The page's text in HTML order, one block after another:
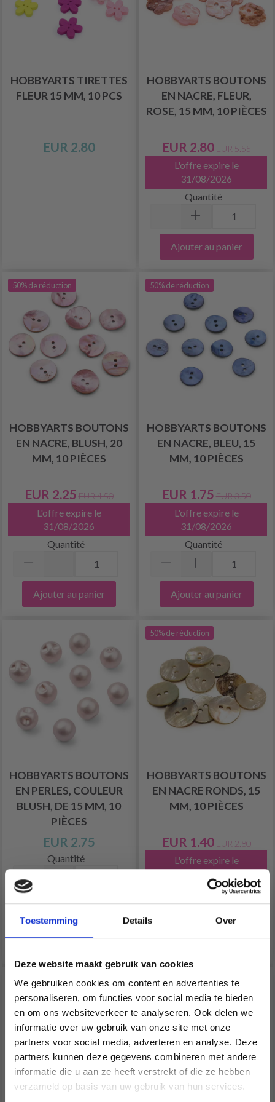
Toestemming Details Over
Deze website maakt gebruik van cookies
We gebruiken cookies om content en advertenties te
personaliseren, om functies voor social media te bieden
en om ons websiteverkeer te analyseren. Ook delen we
informatie over uw gebruik van onze site met onze
partners voor social media, adverteren en analyse. Deze
partners kunnen deze gegevens combineren met andere
informatie die u aan ze heeft verstrekt of die ze hebben
verzameld op basis van uw gebruik van hun services.
HOBBYARTS TIRETTES
FLEUR 15 MM, 10 PCS
EUR 2.80
HOBBYARTS BOUTONS
EN NACRE, FLEUR,
ROSE, 15 MM, 10 PIÈCES
EUR 2.80 EUR 5.55
L'offre expire le
31/08/2026
Quantité
Ajouter au panier
50% de réduction
HOBBYARTS BOUTONS
EN NACRE, BLUSH, 20
MM, 10 PIÈCES
EUR 2.25 EUR 4.50
L'offre expire le
31/08/2026
Quantité
Ajouter au panier
50% de réduction
HOBBYARTS BOUTONS
EN NACRE, BLEU, 15
MM, 10 PIÈCES
EUR 1.75 EUR 3.50
L'offre expire le
31/08/2026
Quantité
Ajouter au panier
HOBBYARTS BOUTONS
EN PERLES, COULEUR
BLUSH, DE 15 MM, 10
PIÈCES
EUR 2.75
Quantité
Ajouter au panier
50% de réduction
HOBBYARTS BOUTONS
EN NACRE RONDS, 15
MM, 10 PIÈCES
EUR 1.40 EUR 2.80
L'offre expire le
31/08/2026
Quantité
Ajouter au panier
Économisez jusqu'à 50 %
Soyez le premier à connaître nos soldes et